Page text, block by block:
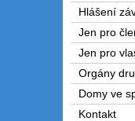
Hlášení
Jen pro
Jen pro
Orgány
Domy ve
Kontakt